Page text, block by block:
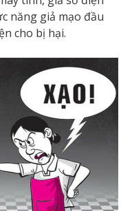
năng giả mạo đầu
cho bị hại.